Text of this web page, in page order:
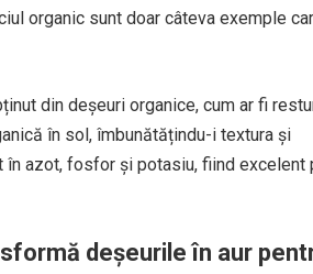
organic sunt doar câteva exemple
din deșeuri organice, cum ar fi
în sol, îmbunătățindu-i textura și
în azot, fosfor și potasiu, fiind excelent
deșeurile în aur